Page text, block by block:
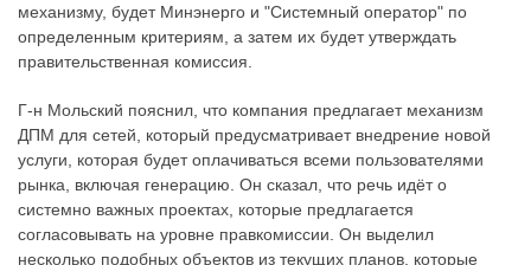
механизму, будет Минэнерго и "Системный оператор" по
определенным критериям, а затем их будет утверждать
правительственная комиссия.
Г-н Мольский пояснил, что компания предлагает механизм
ДПМ для сетей, который предусматривает внедрение новой
услуги, которая будет оплачиваться всеми пользователями
рынка, включая генерацию. Он сказал, что речь идёт о
системно важных проектах, которые предлагается
согласовывать на уровне правкомиссии. Он выделил
несколько подобных объектов из текущих планов, которые